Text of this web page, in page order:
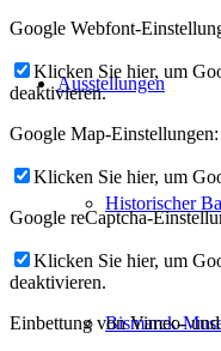
Ausstellungen
Historischer
Bismarck-
Google Webfont-
Klicken Sie hier, um
deaktivieren.
Google Map-Einstellungen:
Klicken Sie hier, um
Google reCaptcha-
Klicken Sie hier, um
deaktivieren.
Einbettung von Vimeo-